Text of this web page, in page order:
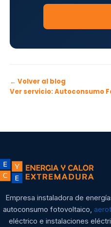
← Volver al blog
Ver servicio: Autoconsumo
Empresa instaladora de
autoconsumo fotovoltaico,
eléctrico e instalaciones